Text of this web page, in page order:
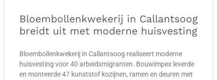
Bloembollenkwekerij in Callantsoog
breidt uit met moderne huisvesting
Bloembollenkwekerij in Callantsoog realiseert moderne
huisvesting voor 40 arbeidsmigranten. Bouwimpex leverde
en monteerde 47 kunststof kozijnen, ramen en deuren met